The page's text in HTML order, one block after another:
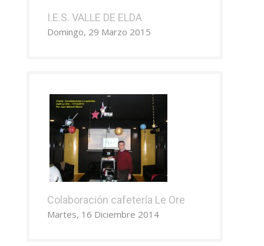
I.E.S. VALLE DE ELDA
Domingo, 29 Marzo 2015
Colaboración cafetería Le Ore
Martes, 16 Diciembre 2014